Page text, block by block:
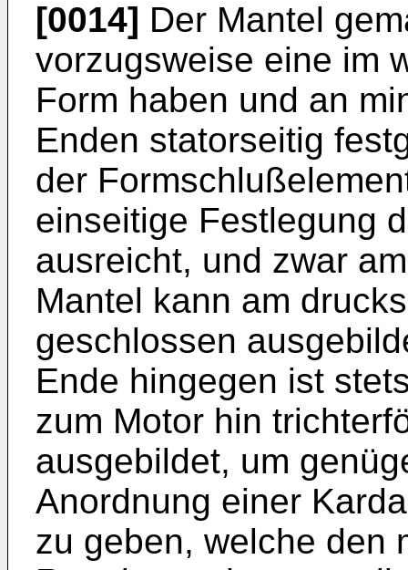
[0014] Der Mantel
vorzugsweise eine im
Form haben und an
Enden statorseitig
der
einseitige Festlegung
ausreicht, und zwar
Mantel kann am
geschlossen
Ende hingegen ist
zum Motor hin
ausgebildet, um
Anordnung einer
zu geben, welche den